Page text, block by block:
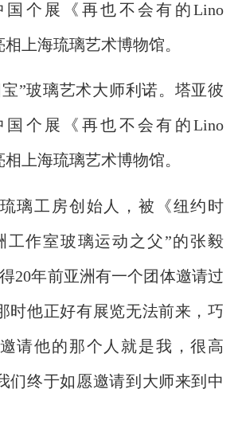
国个展《再也不会有的Lino
相上海琉璃艺术博物馆。
玻璃艺术大师利诺。塔亚彼
国个展《再也不会有的Lino
相上海琉璃艺术博物馆。
工房创始人，被《纽约时
工作室玻璃运动之父”的张毅
20年前亚洲有一个团体邀请过
时他正好有展览无法前来，巧
请他的那个人就是我，很高
们终于如愿邀请到大师来到中